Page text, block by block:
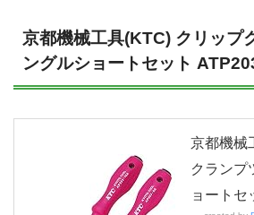
京都機械工具(KTC) クリップ
ングルショートセット
京都機械
クランプ
ョートセ